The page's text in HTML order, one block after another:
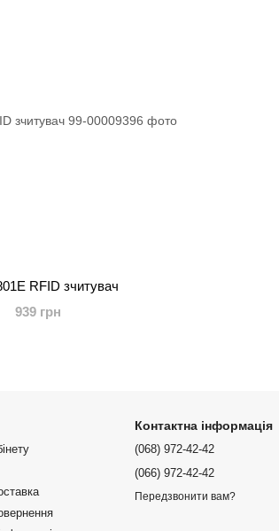
RFID зчитувач
939 грн
Контактна інформація
(068) 972-42-42
(066) 972-42-42
Передзвонити вам?